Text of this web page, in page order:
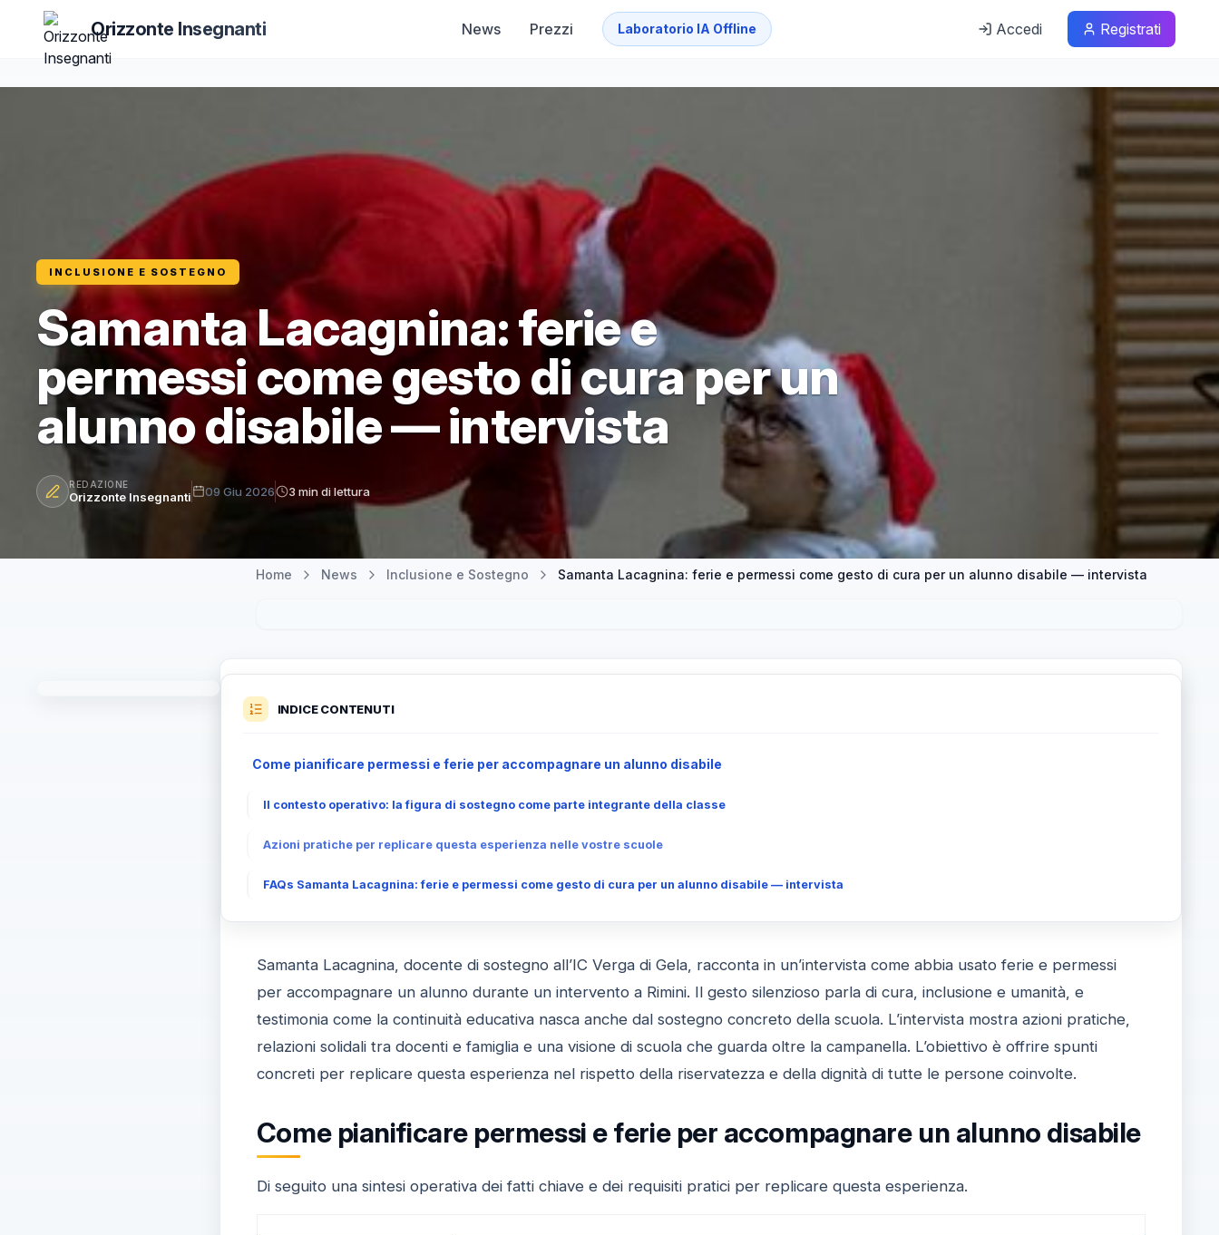
Orizzonte Insegnanti News Prezzi Laboratorio IA Offline Accedi Registrati
INCLUSIONE E SOSTEGNO
Samanta Lacagnina: ferie e
permessi come gesto di cura per un
alunno disabile — intervista
REDAZIONE
Orizzonte Insegnanti 09 Giu 2026 3 min di lettura
Home News Inclusione e Sostegno Samanta Lacagnina: ferie e permessi come gesto di cura per un alunno disabile — intervista
INDICE CONTENUTI
Come pianificare permessi e ferie per accompagnare un alunno disabile
Il contesto operativo: la figura di sostegno come parte integrante della classe
Azioni pratiche per replicare questa esperienza nelle vostre scuole
FAQs Samanta Lacagnina: ferie e permessi come gesto di cura per un alunno disabile — intervista
Samanta Lacagnina, docente di sostegno all’IC Verga di Gela, racconta in un’intervista come abbia usato ferie e permessi
per accompagnare un alunno durante un intervento a Rimini. Il gesto silenzioso parla di cura, inclusione e umanità, e
testimonia come la continuità educativa nasca anche dal sostegno concreto della scuola. L’intervista mostra azioni pratiche,
relazioni solidali tra docenti e famiglia e una visione di scuola che guarda oltre la campanella. L’obiettivo è offrire spunti
concreti per replicare questa esperienza nel rispetto della riservatezza e della dignità di tutte le persone coinvolte.
Come pianificare permessi e ferie per accompagnare un alunno disabile
Di seguito una sintesi operativa dei fatti chiave e dei requisiti pratici per replicare questa esperienza.